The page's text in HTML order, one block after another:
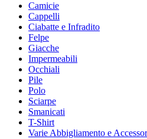
Camicie
Cappelli
Ciabatte e Infradito
Felpe
Giacche
Impermeabili
Occhiali
Pile
Polo
Sciarpe
Smanicati
T-Shirt
Varie Abbigliamento e